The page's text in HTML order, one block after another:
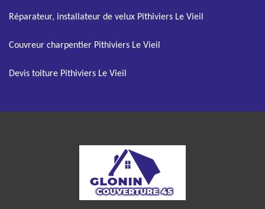
Réparateur, installateur de velux Pithiviers Le Vieil
Couvreur charpentier Pithiviers Le Vieil
Devis toiture Pithiviers Le Vieil